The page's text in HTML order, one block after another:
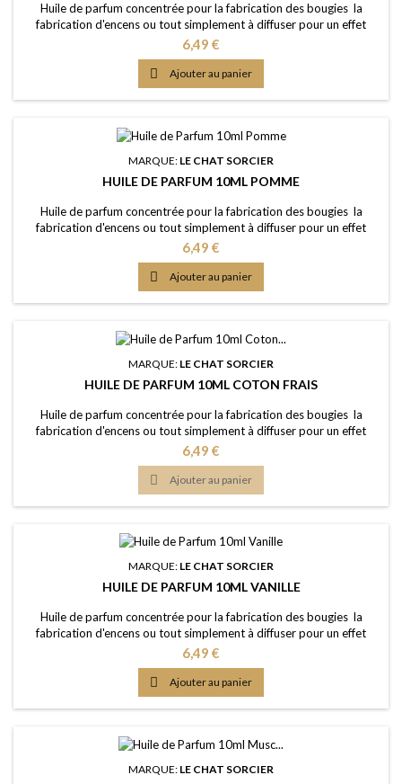
Huile de parfum concentrée pour la fabrication des bougies la
fabrication d'encens ou tout simplement à diffuser pour un effet
intense Caractère: fragrance florale, séduisante et décadente Point
d'Eclair: &gt;61°C Couleur: Jaune clair Dosage conseillé: entre 2% et
5% Documentation: Fiche de données de sécurité téléchargeable
(lien dessous)
Prix
6,49 €
 Ajouter au panier
MARQUE: LE CHAT SORCIER
HUILE DE PARFUM 10ML POMME
Huile de parfum concentrée pour la fabrication des bougies la
fabrication d'encens ou tout simplement à diffuser pour un effet
intense Caractère: fruité, odeur légèrement acidique, fraîcheur
estivale Point d'Eclair: &gt;61°C Couleur: Incolorée Dosage conseillé:
entre 2% et 5% Documentation: Fiche de données de sécurité
téléchargeable (lien...
Prix
6,49 €
 Ajouter au panier
MARQUE: LE CHAT SORCIER
HUILE DE PARFUM 10ML COTON FRAIS
Huile de parfum concentrée pour la fabrication des bougies la
fabrication d'encens ou tout simplement à diffuser pour un effet
intense Caractère: évocatif d'un linge tous frais ou l'air frisquet du
printemps Point d'Eclair: &gt;60°C Couleur: Jaune clair Dosage
conseillé: entre 2% et 5% Documentation: Fiche de données de
sécurité téléchargeable...
Prix
6,49 €
 Ajouter au panier
MARQUE: LE CHAT SORCIER
HUILE DE PARFUM 10ML VANILLE
Huile de parfum concentrée pour la fabrication des bougies la
fabrication d'encens ou tout simplement à diffuser pour un effet
intense Caractère: la senteur classique, chaleureuse, confortable
Point d'Eclair: &gt;61°C Couleur: Presque incolorée Dosage
conseillé: entre 2% et 5% Documentation: Fiche de données de
sécurité téléchargeable (lien...
Prix
6,49 €
 Ajouter au panier
MARQUE: LE CHAT SORCIER